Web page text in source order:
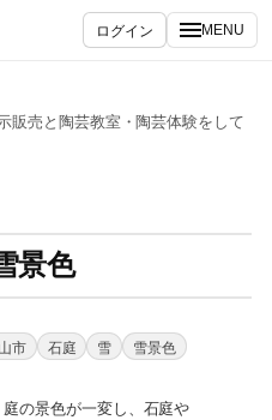
ログイン MENU
販売と陶芸教室・陶芸体験をして
景色
市 石庭 雪 雪景色
の景色が一変し、石庭や